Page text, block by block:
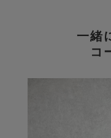
一緒
コ